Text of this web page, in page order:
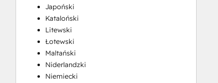
Japoński
Kataloński
Litewski
Łotewski
Maltański
Niderlandzki
Niemiecki